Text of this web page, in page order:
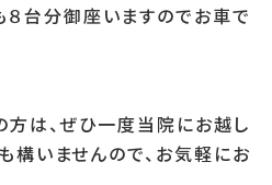
台分御座いますのでお車で
は、ぜひ一度当院にお越し
構いませんので、お気軽にお